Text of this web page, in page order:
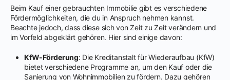
Beim Kauf einer gebrauchten Immobilie gibt es verschiedene
Fördermöglichkeiten, die du in Anspruch nehmen kannst.
Beachte jedoch, dass diese sich von Zeit zu Zeit verändern und
im Vorfeld abgeklärt gehören. Hier sind einige davon:
KfW-Förderung: Die Kreditanstalt für Wiederaufbau (KfW)
bietet verschiedene Programme an, um den Kauf oder die
Sanierung von Wohnimmobilien zu fördern. Dazu gehören